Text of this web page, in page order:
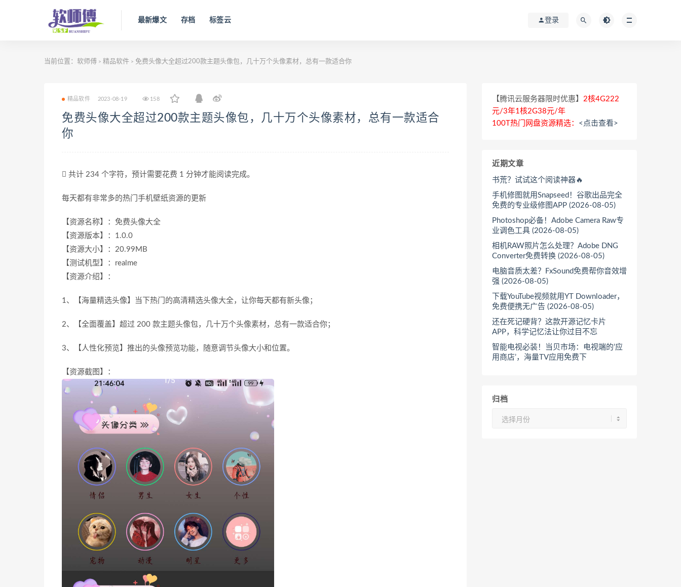
最新爆文 存档 标签云 登录
当前位置： 软师傅 > 精品软件 > 免费头像大全超过200款主题头像包，几十万个头像素材，总有一款适合你
精品软件 2023-08-19 158
免费头像大全超过200款主题头像包，几十万个头像素材，总有一款适合
你
共计 234 个字符，预计需要花费 1 分钟才能阅读完成。
每天都有非常多的热门手机壁纸资源的更新
【资源名称】：免费头像大全
【资源版本】：1.0.0
【资源大小】：20.99MB
【测试机型】：realme
【资源介绍】：
1、【海量精选头像】当下热门的高清精选头像大全，让你每天都有新头像；
2、【全面覆盖】超过 200 款主题头像包，几十万个头像素材，总有一款适合你；
3、【人性化预览】推出的头像预览功能，随意调节头像大小和位置。
【资源截图】：
【腾讯云服务器限时优惠】 2核4G222
元/3年1核2G38元/年
100T热门网盘资源精选： <点击查看>
近期文章
书荒？试试这个阅读神器🔥
手机修图就用Snapseed！谷歌出品完全
免费的专业级修图APP (2026-08-05)
Photoshop必备！Adobe Camera Raw专
业调色工具 (2026-08-05)
相机RAW照片怎么处理？Adobe DNG
Converter免费转换 (2026-08-05)
电脑音质太差？FxSound免费帮你音效增
强 (2026-08-05)
下载YouTube视频就用YT Downloader，
免费便携无广告 (2026-08-05)
还在死记硬背？这款开源记忆卡片
APP，科学记忆法让你过目不忘
智能电视必装！当贝市场：电视端的’应
用商店’，海量TV应用免费下
归档